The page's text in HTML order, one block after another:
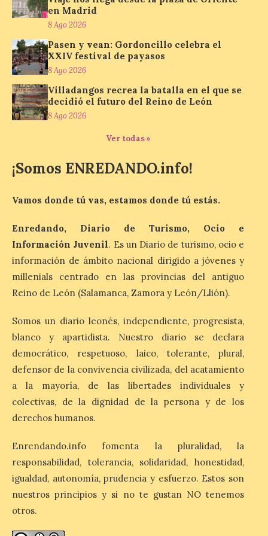
Los minerales y sus usos
más comunes centran la
nueva exposición del
Museo de la Siderurgia y
la Minería de Sabero
8 Ago 2026
inaugurará el sábado día 8
durante la ‘Feria de
mes de noviembre, con […]
La Bañeza inicia sus
fiestas con el pregón a
cargo de Arturo Martínez
Matilla
El Ayuntamiento de La
Bañeza designa a Arturo
Martínez Matilla como
pregonero de las Fiestas
2026. Tendrá lugar este
sábado 8 de agosto a las 21,00 horas en el
teatro municipal de La Bañeza. El
comunicador astorgano Arturo Martínez
Matilla, […]
La I Feria de la Cerveza
Artesana de Astorga
arranca con una gran
acogida del público
en Madrid
8 Ago 2026
Pasen y vean: Gordoncillo celebra el
XXIV festival de payasos
8 Ago 2026
Villadangos recrea la batalla en el que se
decidió el futuro del Reino de León
8 Ago 2026
Ver todas »
¡Somos ENREDANDO.info!
Vamos donde tú vas, estamos donde tú estás.
Enredando, Diario de Turismo, Ocio e
Información Juvenil. Es un Diario de turismo, ocio e
información de ámbito nacional dirigido a jóvenes y
millenials centrado en las provincias del antiguo
Reino de León (Salamanca, Zamora y León/Llión).
Somos un diario leonés, independiente, progresista,
blanco y apartidista. Nuestro diario se declara
democrático, respetuoso, laico, tolerante, plural,
defensor de la convivencia civilizada, del acatamiento
a la mayoría, de las libertades individuales y
colectivas, de la dignidad de la persona y de los
derechos humanos.
Enrendando.info fomenta la pluralidad, la
responsabilidad, tolerancia, solidaridad, honestidad,
igualdad, autonomía, prudencia y esfuerzo. Estos son
nuestros principios y si no te gustan NO tenemos
otros.